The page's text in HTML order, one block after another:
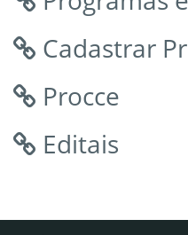
Cadastrar
Procce
Editais